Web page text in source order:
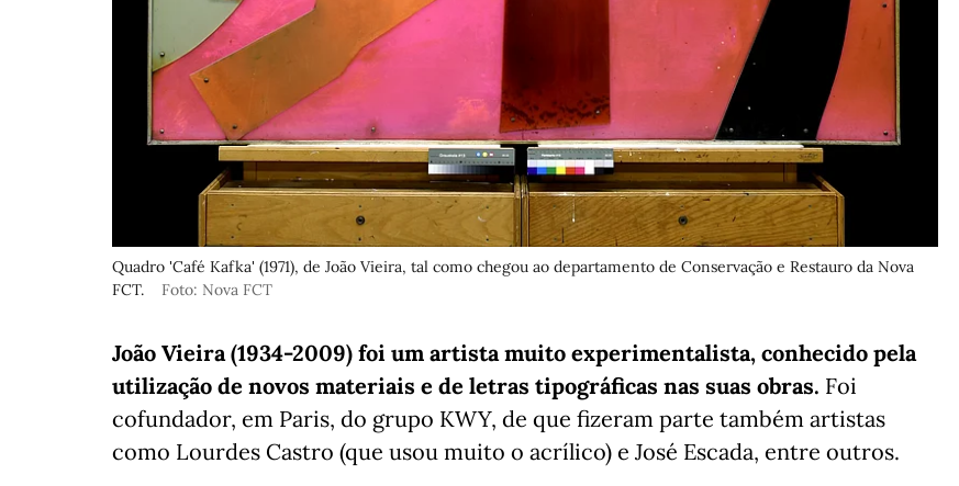
Quadro 'Café Kafka' (1971), de João Vieira, tal como chegou ao departamento de Conservação e Restauro da Nova
FCT.
Foto: Nova FCT
João Vieira (1934-2009) foi um artista muito experimentalista, conhecido pela
utilização de novos materiais e de letras tipográficas nas suas obras. Foi
cofundador, em Paris, do grupo KWY, de que fizeram parte também artistas
como Lourdes Castro (que usou muito o acrílico) e José Escada, entre outros.